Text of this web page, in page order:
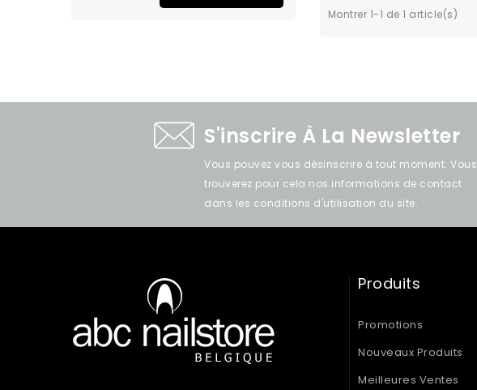
Montrer 1-1 de 1 article(s)
S'inscrire À La Newsletter
Vous pouvez vous désinscrire à tout moment. Vous
trouverez pour cela nos informations de contact
dans les conditions d'utilisation du site.
Produits
Promotions
Nouveaux Produits
Meilleures Ventes